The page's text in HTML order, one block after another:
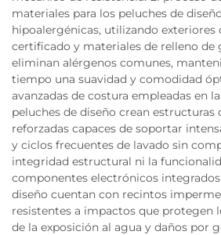
materiales para los peluches de
hipoalergénicas, utilizando
certificado y materiales de relleno de
eliminan alérgenos comunes,
tiempo una suavidad y comodidad
avanzadas de costura empleadas en
peluches de diseño crean estructuras
reforzadas capaces de soportar
y ciclos frecuentes de lavado sin
integridad estructural ni la
componentes electrónicos
diseño cuentan con recintos
resistentes a impactos que protegen
de la exposición al agua y daños por